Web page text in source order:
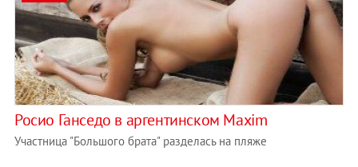
Росио Ганседо в аргентинском Maxim
Участница "Большого брата" разделась на пляже